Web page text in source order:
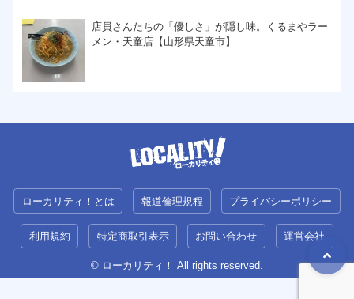
店員さんたちの「優しさ」が隠し味。くるまやラー
メン・天童店【山形県天童市】
ローカリティ！とは 報道倫理規程 プライバシーポリシー
利用規約 特定商取引表示 お問い合わせ 運営会社
© ローカリティ！ All rights reserved.